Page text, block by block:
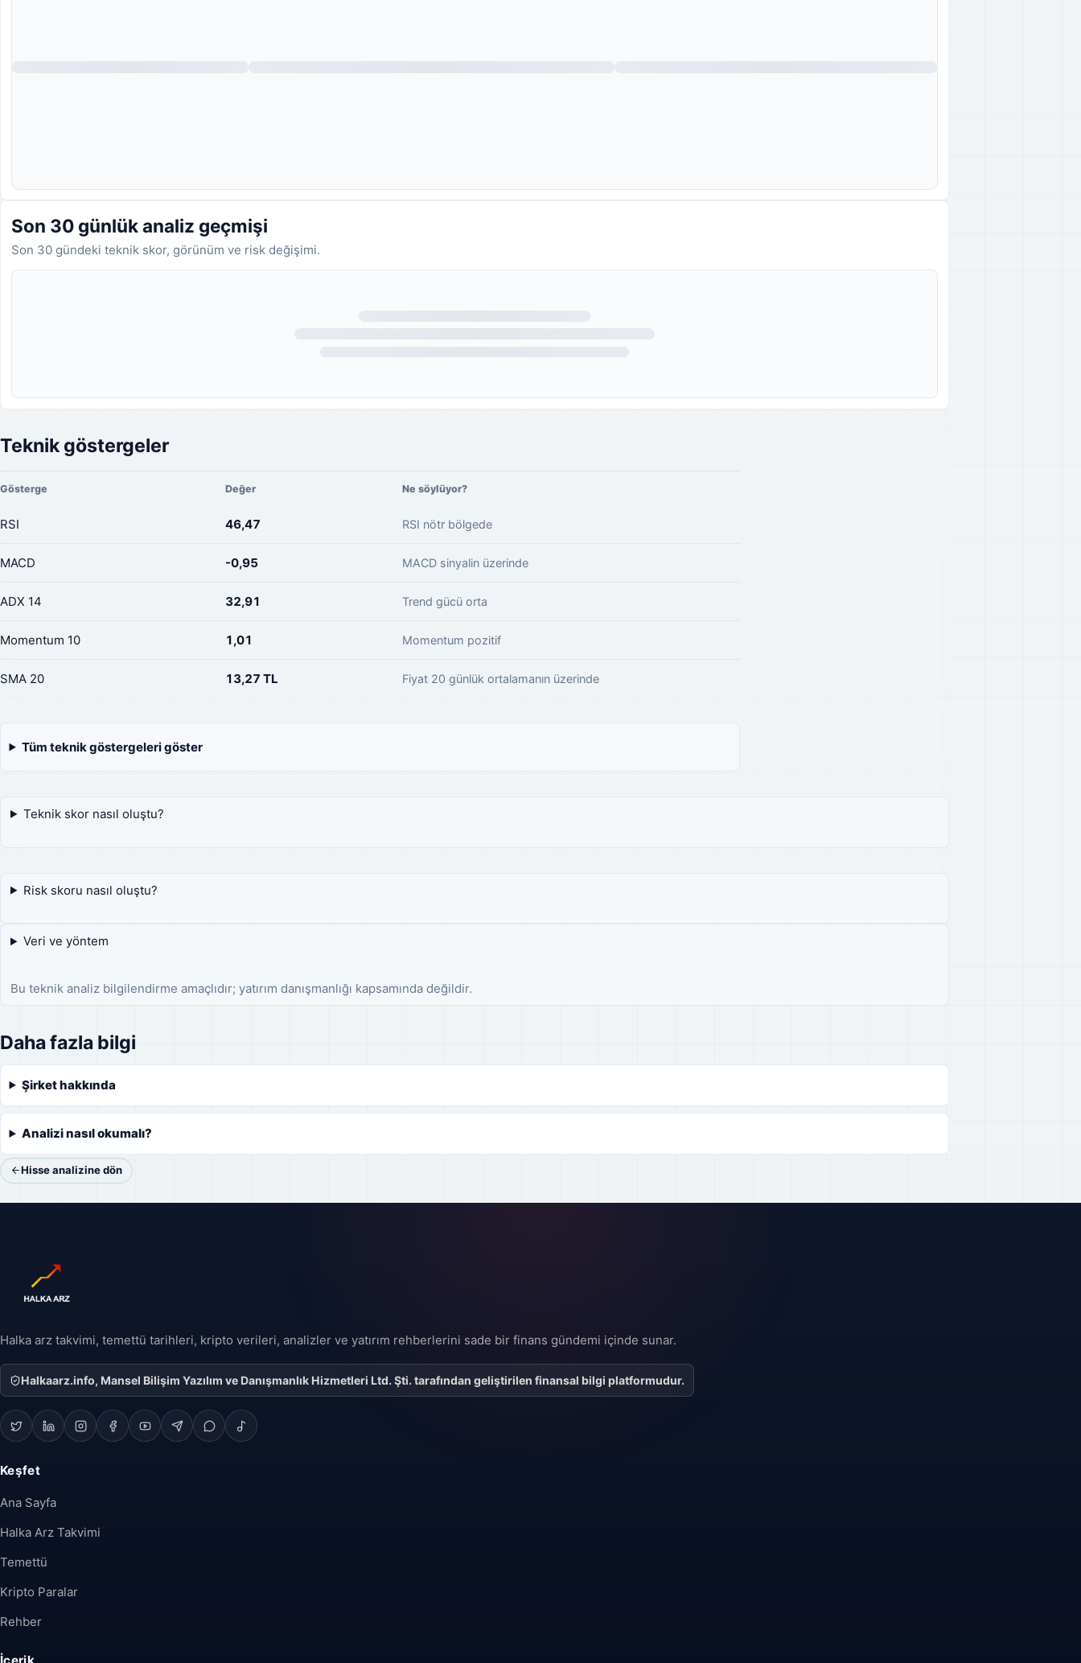
Son 30 günlük analiz geçmişi
Son 30 gündeki teknik skor, görünüm ve risk değişimi.
Teknik göstergeler
Gösterge Değer Ne söylüyor?
RSI 46,47 RSI nötr bölgede
MACD -0,95 MACD sinyalin üzerinde
ADX 14 32,91 Trend gücü orta
Momentum 10 1,01 Momentum pozitif
SMA 20 13,27 TL Fiyat 20 günlük ortalamanın üzerinde
Tüm teknik göstergeleri göster
Teknik skor nasıl oluştu?
Risk skoru nasıl oluştu?
Veri ve yöntem
Bu teknik analiz bilgilendirme amaçlıdır; yatırım danışmanlığı kapsamında değildir.
Daha fazla bilgi
Şirket hakkında
Analizi nasıl okumalı?
Hisse analizine dön
Halka arz takvimi, temettü tarihleri, kripto verileri, analizler ve yatırım rehberlerini sade bir finans gündemi içinde sunar.
Halkaarz.info, Mansel Bilişim Yazılım ve Danışmanlık Hizmetleri Ltd. Şti. tarafından geliştirilen finansal bilgi platformudur.
Keşfet
Ana Sayfa
Halka Arz Takvimi
Temettü
Kripto Paralar
Rehber
İçerik